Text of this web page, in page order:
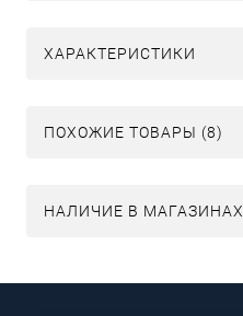
ХАРАКТЕРИСТИКИ
ПОХОЖИЕ ТОВАРЫ (8)
НАЛИЧИЕ В МАГАЗИНАХ